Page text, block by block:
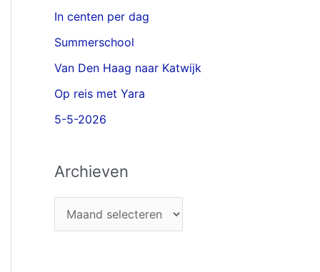
In centen per dag
Summerschool
Van Den Haag naar Katwijk
Op reis met Yara
5-5-2026
Archieven